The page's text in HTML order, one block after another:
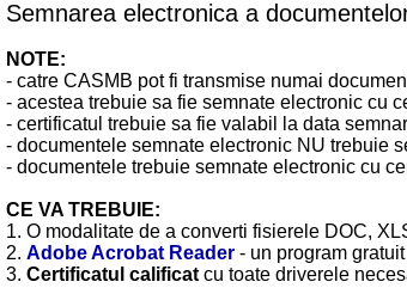
Semnarea electronica a
NOTE:
- catre CASMB pot fi transmise numai
- acestea trebuie sa fie semnate electronic cu
- certificatul trebuie sa fie valabil la data
- documentele semnate electronic NU trebuie
- documentele trebuie semnate electronic cu
CE VA TREBUIE:
1. O modalitate de a converti fisierele DOC,
2. Adobe Acrobat Reader - un program
3. Certificatul calificat cu toate driverele